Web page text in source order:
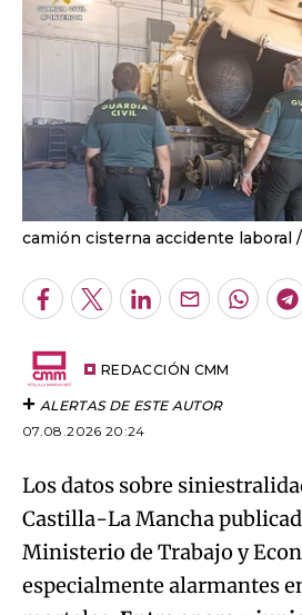
camión cisterna accidente laboral
Facebook
TwitterLinkedInEnviar
REDACCIÓN CMM
ALERTAS DE ESTE AUTOR
07.08.2026 20:24
Los datos sobre
Castilla-La Mancha
Ministerio de Trabajo y
especialmente alarmantes